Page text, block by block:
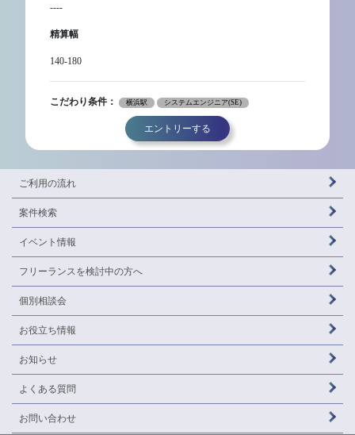
----
精算幅
140-180
こだわり条件： 横浜駅 システムエンジニア(SE)
エントリーする
ご利用の流れ
案件検索
イベント情報
フリーランスを検討中の方へ
個別相談会
お役立ち情報
お知らせ
よくある質問
お問い合わせ